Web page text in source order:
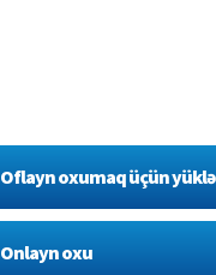
Oflayn oxumaq üçün yüklə
Onlayn oxu